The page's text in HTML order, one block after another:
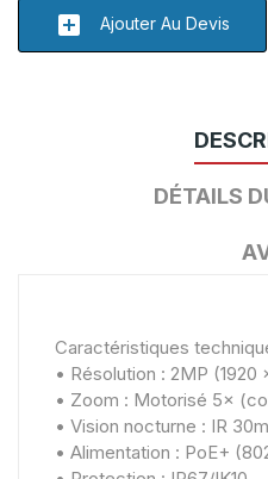
add_box Ajouter Au Devis
DÉTAILS
Caractéristiques
• Résolution : 2MP (1920
• Zoom : Motorisé 5×
• Vision nocturne : IR
• Alimentation : PoE+